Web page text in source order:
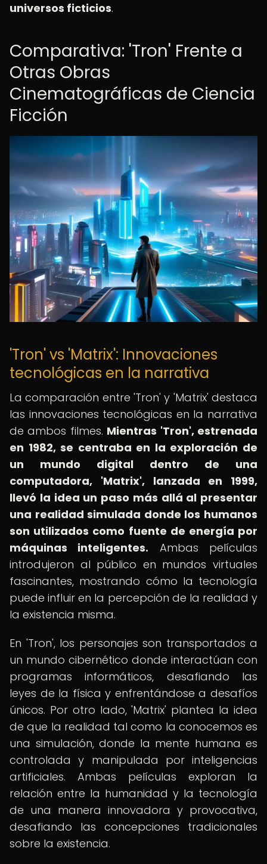
universos ficticios.
Comparativa: 'Tron' Frente a
Otras Obras
Cinematográficas de Ciencia
Ficción
'Tron' vs 'Matrix': Innovaciones
tecnológicas en la narrativa
La comparación entre 'Tron' y 'Matrix' destaca
las innovaciones tecnológicas en la narrativa
de ambos filmes. Mientras 'Tron', estrenada
en 1982, se centraba en la exploración de
un mundo digital dentro de una
computadora, 'Matrix', lanzada en 1999,
llevó la idea un paso más allá al presentar
una realidad simulada donde los humanos
son utilizados como fuente de energía por
máquinas inteligentes. Ambas películas
introdujeron al público en mundos virtuales
fascinantes, mostrando cómo la tecnología
puede influir en la percepción de la realidad y
la existencia misma.
En 'Tron', los personajes son transportados a
un mundo cibernético donde interactúan con
programas informáticos, desafiando las
leyes de la física y enfrentándose a desafíos
únicos. Por otro lado, 'Matrix' plantea la idea
de que la realidad tal como la conocemos es
una simulación, donde la mente humana es
controlada y manipulada por inteligencias
artificiales. Ambas películas exploran la
relación entre la humanidad y la tecnología
de una manera innovadora y provocativa,
desafiando las concepciones tradicionales
sobre la existencia.